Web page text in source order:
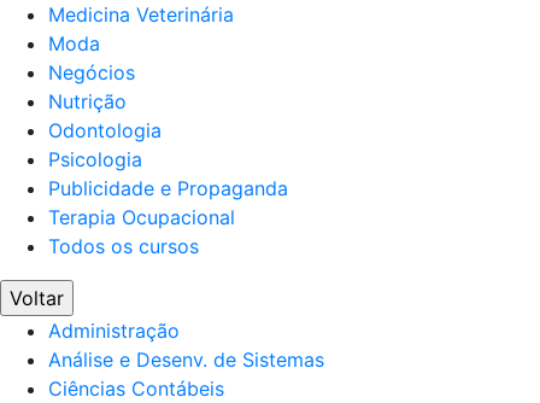
Medicina Veterinária
Moda
Negócios
Nutrição
Odontologia
Psicologia
Publicidade e Propaganda
Terapia Ocupacional
Todos os cursos
Voltar
Administração
Análise e Desenv. de Sistemas
Ciências Contábeis